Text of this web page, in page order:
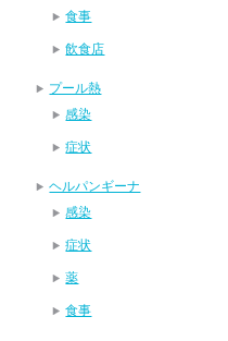
食事
飲食店
プール熱
感染
症状
ヘルパンギーナ
感染
症状
薬
食事